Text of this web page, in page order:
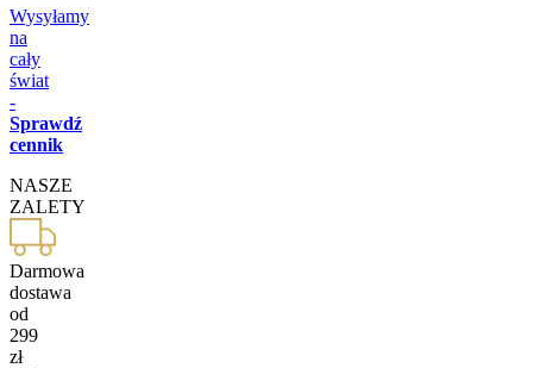
Wysyłamy
na
cały
świat
-
Sprawdź
cennik
NASZE
ZALETY
Darmowa
dostawa
od
299
zł